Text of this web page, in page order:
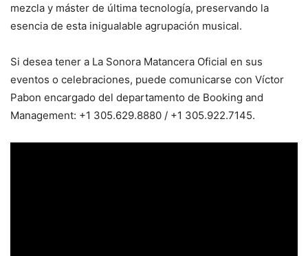
mezcla y máster de última tecnología, preservando la
esencia de esta inigualable agrupación musical.
Si desea tener a La Sonora Matancera Oficial en sus
eventos o celebraciones, puede comunicarse con Víctor
Pabon encargado del departamento de Booking and
Management: +1 305.629.8880 / +1 305.922.7145.